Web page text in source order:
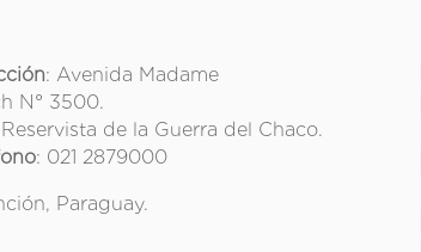
: Avenida Madame
N° 3500.
de la Guerra del Chaco.
: 021 2879000
Paraguay.